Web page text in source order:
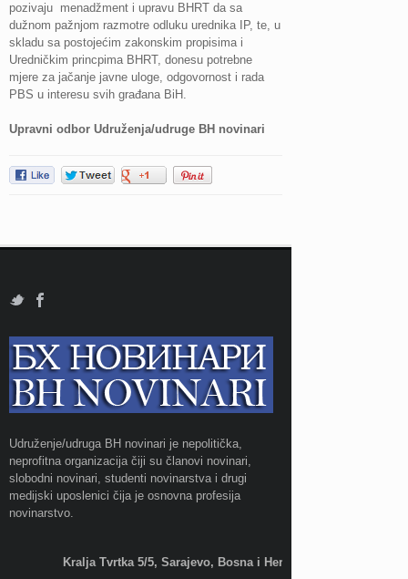
pozivaju menadžment i upravu BHRT da sa
dužnom pažnjom razmotre odluku urednika IP, te, u
skladu sa postojećim zakonskim propisima i
Uredničkim princpima BHRT, donesu potrebne
mjere za jačanje javne uloge, odgovornost i rada
PBS u interesu svih građana BiH.
Upravni odbor Udruženja/udruge BH novinari
Udruženje/udruga BH novinari je nepolitička,
neprofitna organizacija čiji su članovi novinari,
slobodni novinari, studenti novinarstva i drugi
medijski uposlenici čija je osnovna profesija
novinarstvo.
Kralja Tvrtka 5/5, Sarajevo, Bosna i Hercegovina;